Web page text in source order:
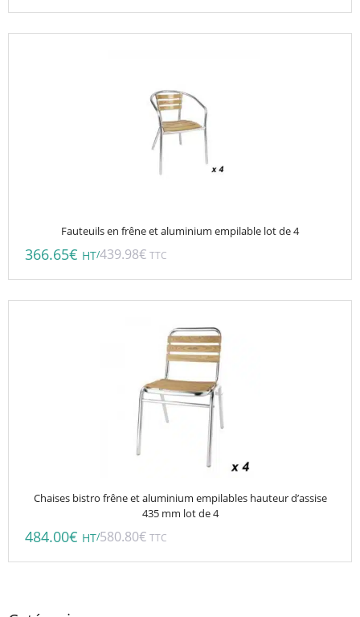
Fauteuils en frêne et aluminium empilable lot de 4
366.65€ HT/439.98€ TTC
Chaises bistro frêne et aluminium empilables hauteur d’assise
435 mm lot de 4
484.00€ HT/580.80€ TTC